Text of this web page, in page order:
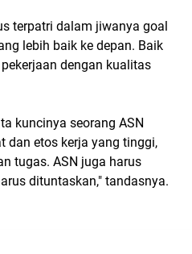
terpatri dalam jiwanya goal
lebih baik ke depan. Baik
dengan kualitas
kuncinya seorang ASN
dan etos kerja yang tinggi,
tugas. ASN juga harus
dituntaskan," tandasnya.